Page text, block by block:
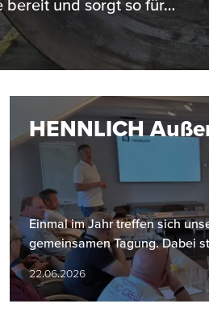
bereit und sorgt so für…
HENNLICH
Einmal im Jahr treffen sich
gemeinsamen Tagung. Dabei
22.06.2026